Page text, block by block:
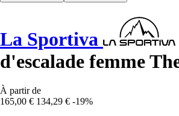
La Sportiva
d'escalade femme
À partir de
165,00 € 134,29 € -19%